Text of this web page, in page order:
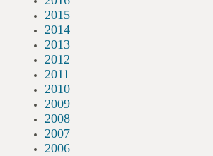
2015
2014
2013
2012
2011
2010
2009
2008
2007
2006